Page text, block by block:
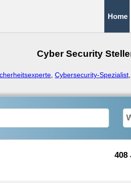
Home
Cyber Security
Cybersecurity-Spezialist
408